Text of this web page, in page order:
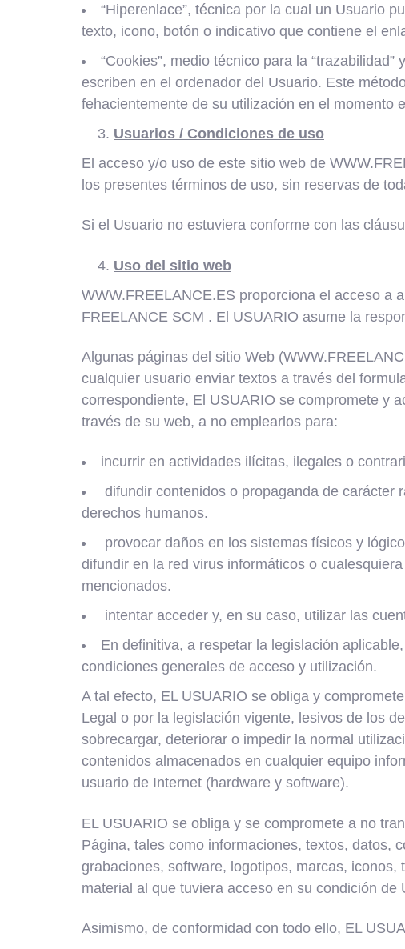
“Hiperenlace”, técnica por la cual un Usuario
texto, icono, botón o indicativo que contiene el
“Cookies”, medio técnico para la
escriben en el ordenador del Usuario. Este
fehacientemente de su utilización en el momento
Usuarios / Condiciones de uso
El acceso y/o uso de este sitio web de
los presentes términos de uso, sin reservas de
Si el Usuario no estuviera conforme con las
Uso del sitio web
WWW.FREELANCE.ES proporciona el acceso a
FREELANCE SCM . El USUARIO asume la
Algunas páginas del sitio Web
cualquier usuario enviar textos a través del
correspondiente, El USUARIO se compromete y
través de su web, a no emplearlos para:
incurrir en actividades ilícitas, ilegales o
difundir contenidos o propaganda de carácter
derechos humanos.
provocar daños en los sistemas físicos y
difundir en la red virus informáticos o
mencionados.
intentar acceder y, en su caso, utilizar las
En definitiva, a respetar la legislación
condiciones generales de acceso y utilización.
A tal efecto, EL USUARIO se obliga y
Legal o por la legislación vigente, lesivos de los
sobrecargar, deteriorar o impedir la normal
contenidos almacenados en cualquier equipo
usuario de Internet (hardware y software).
EL USUARIO se obliga y se compromete a no
Página, tales como informaciones, textos, datos,
grabaciones, software, logotipos, marcas,
material al que tuviera acceso en su condición
Asimismo, de conformidad con todo ello, EL